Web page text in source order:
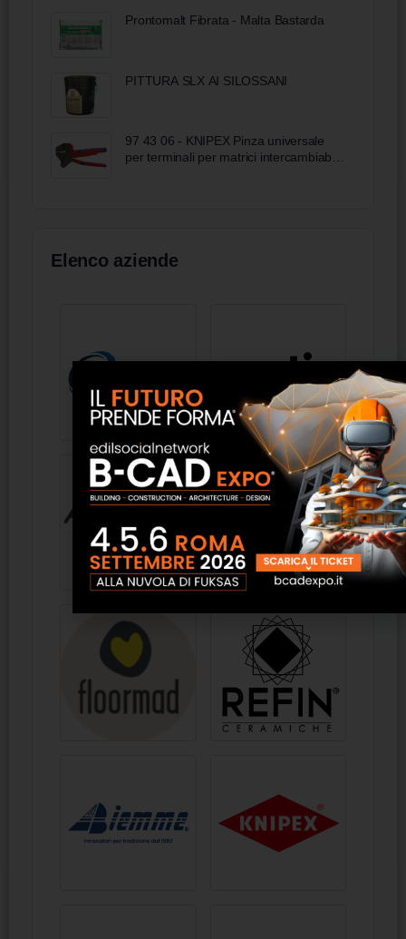
Prontomalt Fibrata - Malta Bastarda
PITTURA SLX AI SILOSSANI
97 43 06 - KNIPEX Pinza universale
per terminali per matrici intercambiabili
Elenco aziende